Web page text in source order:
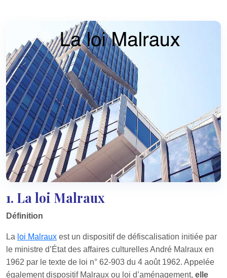
1. La loi Malraux
Définition
La loi Malraux est un dispositif de défiscalisation initiée par
le ministre d’État des affaires culturelles André Malraux en
1962 par le texte de loi n° 62-903 du 4 août 1962. Appelée
également dispositif Malraux ou loi d’aménagement, elle